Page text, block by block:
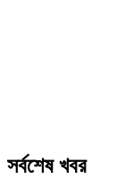
সর্বশেষ খবর